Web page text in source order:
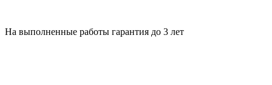
На выполненные работы гарантия до 3 лет